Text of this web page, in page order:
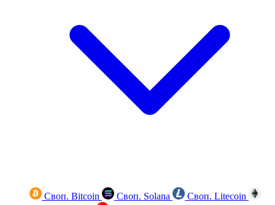
Своп. Bitcoin Своп. Solana
Своп. Litecoin